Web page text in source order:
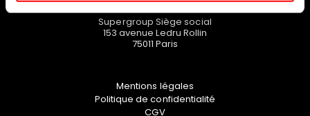
Supergroup Siège social
153 avenue Ledru Rollin
75011 Paris
Mentions légales
Politique de confidentialité
CGV